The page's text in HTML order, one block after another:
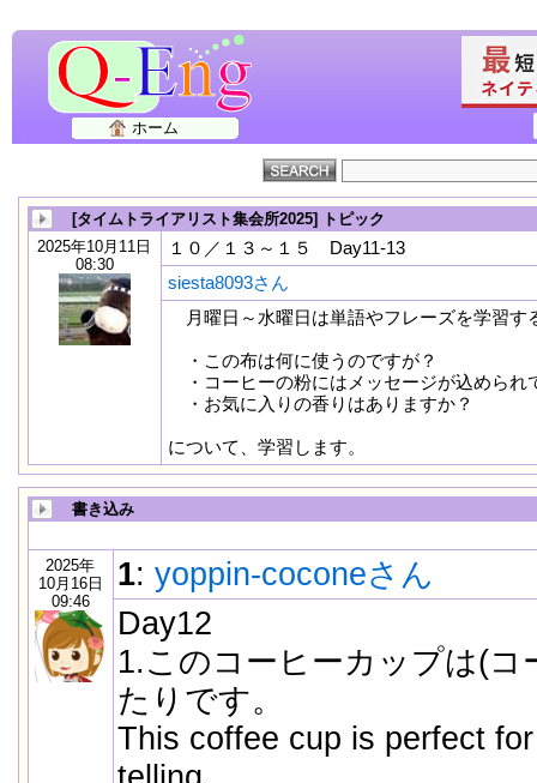
ホーム
[タイムトライアリスト集会所2025] トピック
2025年10月11日
08:30
１０／１３～１５ Day11-13
siesta8093さん
月曜日～水曜日は単語やフレーズを学習す
・この布は何に使うのですが？
・コーヒーの粉にはメッセージが込められ
・お気に入りの香りはありますか？
について、学習します。
書き込み
2025年
10月16日
09:46
1: yoppin-coconeさん
Day12
1.このコーヒーカップは(コ
たりです。
This coffee cup is perfect